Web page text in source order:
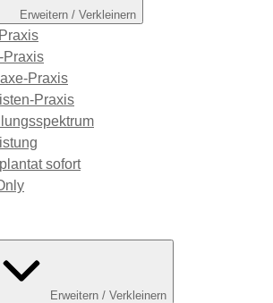
Erweitern / Verkleinern
Praxis
Praxis
Praxis
sofort
Erweitern / Verkleinern